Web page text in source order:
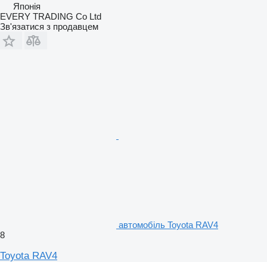
Японія
EVERY TRADING Co Ltd
Зв'язатися з продавцем
автомобіль Toyota RAV4
8
Toyota RAV4